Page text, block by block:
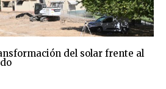
del solar frente al